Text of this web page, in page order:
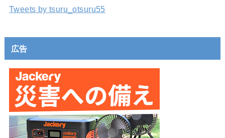
Tweets by tsuru_otsuru55
広告